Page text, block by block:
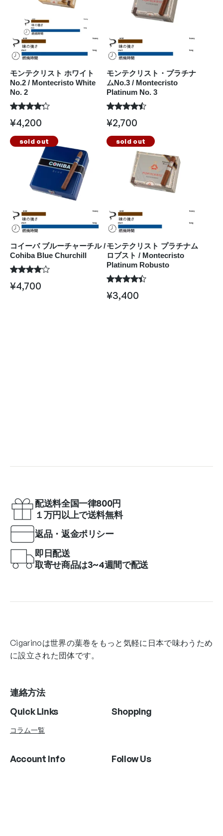
モンテクリスト ホワイト
No.2 / Montecristo White
No. 2
¥4,200
モンテクリスト・プラチナ
ムNo.3 / Montecristo
Platinum No. 3
¥2,700
sold out
コイーバ ブルーチャーチル /
Cohiba Blue Churchill
¥4,700
sold out
モンテクリスト プラチナム
ロブスト / Montecristo
Platinum Robusto
¥3,400
配送料全国一律800円
１万円以上で送料無料
返品・返金ポリシー
即日配送
取寄せ商品は3~4週間で配送
Cigarinoは世界の葉巻をもっと気軽に日本で味わうため
に設立された団体です。
連絡方法
Quick Links
コラム一覧
Shopping
Account Info Follow Us